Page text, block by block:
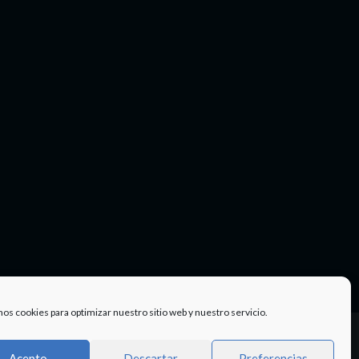
cookies para optimizar nuestro sitio web y nuestro servicio.
Twitter
TÉRMINOS